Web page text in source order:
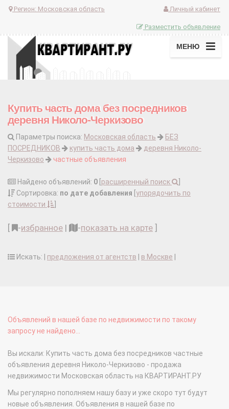
Регион: Московская область Личный кабинет
Разместить объявление
МЕНЮ
Купить часть дома без посредников
деревня Николо-Черкизово
Параметры поиска: Московская область
БЕЗ
ПОСРЕДНИКОВ
купить часть дома
деревня Николо-
Черкизово
частные объявления
Найдено объявлений: 0 расширенный поиск
Сортировка: по дате добавления упорядочить по
стоимости
-избранное | -показать на карте
Искать: | предложения от агентств в Москве
Объявлений в нашей базе по недвижимости по такому
запросу не найдено...
Вы искали: Купить часть дома без посредников частные
объявления деревня Николо-Черкизово - продажа
недвижимости Московская область на КВАРТИРАНТ.РУ
Мы регулярно пополняем нашу базу и уже скоро тут будут
новые объявления. Объявления в нашей базе по